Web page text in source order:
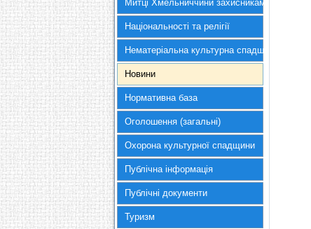
Митці Хмельниччини захисникам України
Національності та релігії
Нематеріальна культурна спадщина
Новини
Нормативна база
Оголошення (загальні)
Охорона культурної спадщини
Публічна інформація
Публічні документи
Туризм